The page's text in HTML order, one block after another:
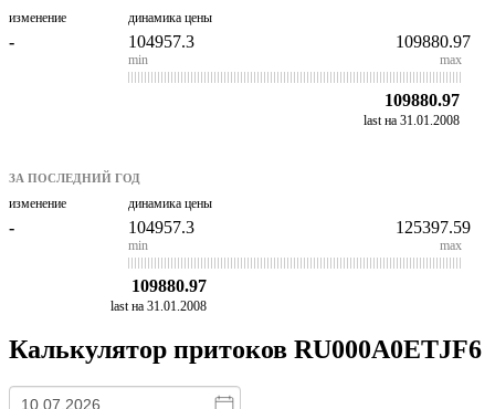
изменение
-
динамика цены
104957.3
min
109880.97
max
109880.97
last на 31.01.2008
ЗА ПОСЛЕДНИЙ ГОД
изменение
-
динамика цены
104957.3
min
125397.59
max
109880.97
last на 31.01.2008
Калькулятор притоков RU000A0ETJF6